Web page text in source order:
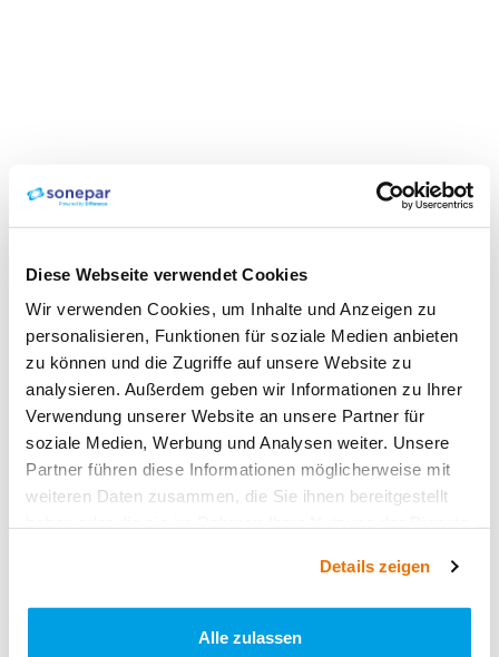
Diese Webseite verwendet Cookies
Wir verwenden Cookies, um Inhalte und Anzeigen zu
personalisieren, Funktionen für soziale Medien anbieten
zu können und die Zugriffe auf unsere Website zu
analysieren. Außerdem geben wir Informationen zu Ihrer
Verwendung unserer Website an unsere Partner für
soziale Medien, Werbung und Analysen weiter. Unsere
Partner führen diese Informationen möglicherweise mit
weiteren Daten zusammen, die Sie ihnen bereitgestellt
Details zeigen
Alle zulassen